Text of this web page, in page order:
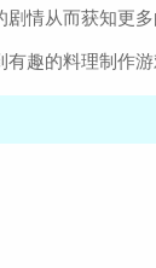
情从而获知更
趣的料理制作